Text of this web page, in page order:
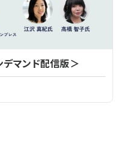
マンド配信版＞